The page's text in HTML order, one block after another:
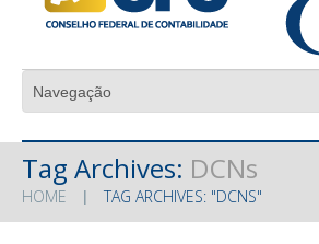
Tag Archives: DCNs
HOME TAG ARCHIVES: "DCNS"